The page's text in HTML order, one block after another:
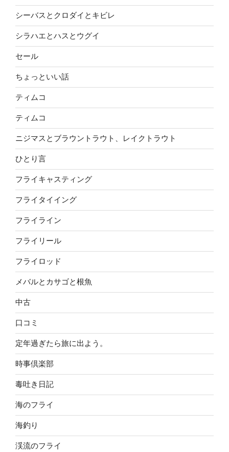
シーバスとクロダイとキビレ
シラハエとハスとウグイ
セール
ちょっといい話
ティムコ
ティムコ
ニジマスとブラウントラウト、レイクトラウト
ひとり言
フライキャスティング
フライタイイング
フライライン
フライリール
フライロッド
メバルとカサゴと根魚
中古
口コミ
定年過ぎたら旅に出よう。
時事倶楽部
毒吐き日記
海のフライ
海釣り
渓流のフライ